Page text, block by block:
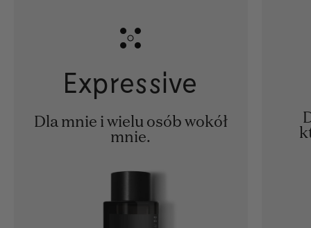
Expressive
Dla mnie i wielu osób wokół
mnie.